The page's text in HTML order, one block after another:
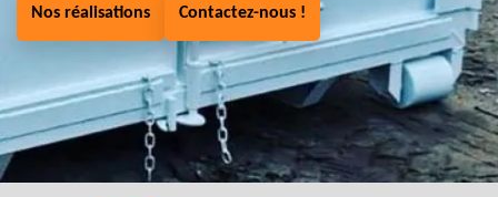
Nos réalisations Contactez-nous !